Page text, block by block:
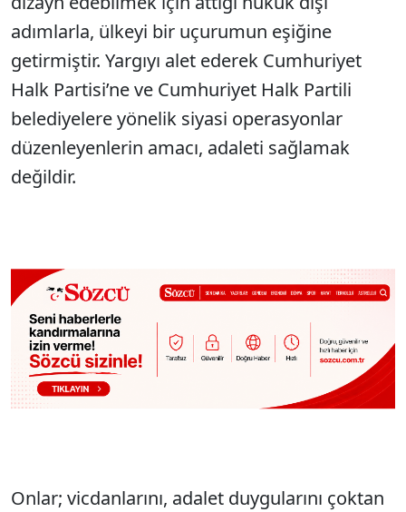
adımlarla, ülkeyi bir uçurumun eşiğine
getirmiştir. Yargıyı alet ederek Cumhuriyet
Halk Partisi’ne ve Cumhuriyet Halk Partili
belediyelere yönelik siyasi operasyonlar
düzenleyenlerin amacı, adaleti sağlamak
değildir.
Onlar; vicdanlarını, adalet duygularını çoktan